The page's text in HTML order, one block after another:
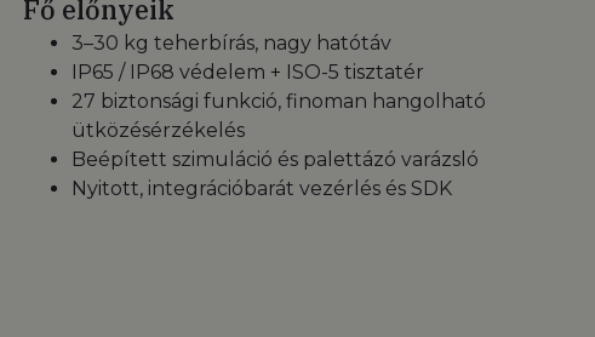
Fő előnyeik
3–30 kg teherbírás, nagy hatótáv
IP65 / IP68 védelem + ISO-5 tisztatér
27 biztonsági funkció, finoman hangolható
ütközésérzékelés
Beépített szimuláció és palettázó varázsló
Nyitott, integrációbarát vezérlés és SDK